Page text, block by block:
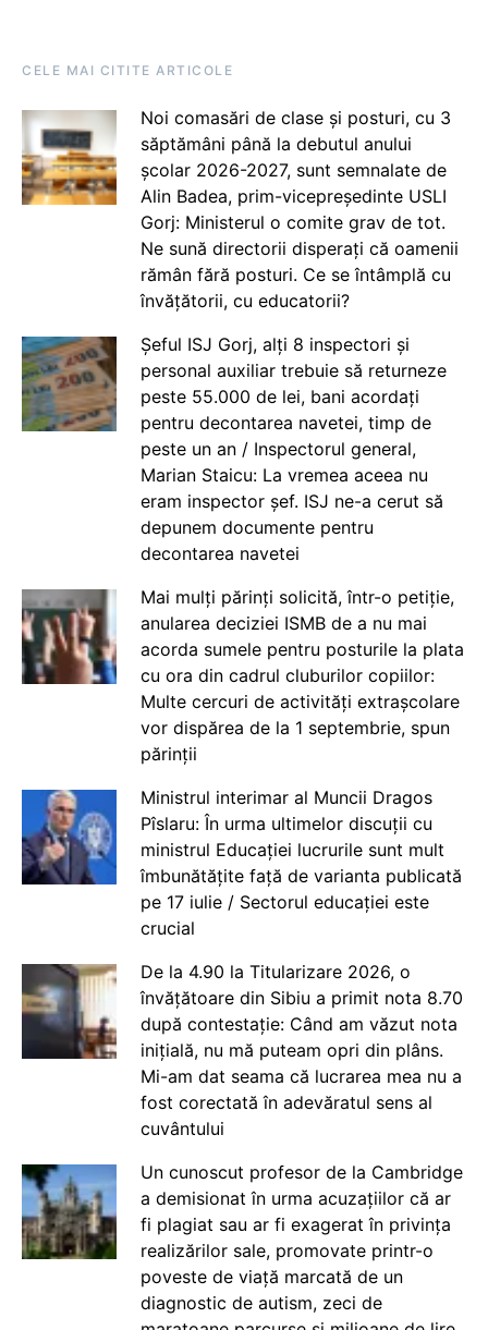
CELE MAI CITITE ARTICOLE
Noi comasări de clase și posturi, cu 3
săptămâni până la debutul anului
școlar 2026-2027, sunt semnalate de
Alin Badea, prim-vicepreședinte USLI
Gorj: Ministerul o comite grav de tot.
Ne sună directorii disperați că oamenii
rămân fără posturi. Ce se întâmplă cu
învățătorii, cu educatorii?
Șeful ISJ Gorj, alți 8 inspectori și
personal auxiliar trebuie să returneze
peste 55.000 de lei, bani acordați
pentru decontarea navetei, timp de
peste un an / Inspectorul general,
Marian Staicu: La vremea aceea nu
eram inspector șef. ISJ ne-a cerut să
depunem documente pentru
decontarea navetei
Mai mulți părinți solicită, într-o petiție,
anularea deciziei ISMB de a nu mai
acorda sumele pentru posturile la plata
cu ora din cadrul cluburilor copiilor:
Multe cercuri de activități extrașcolare
vor dispărea de la 1 septembrie, spun
părinții
Ministrul interimar al Muncii Dragos
Pîslaru: În urma ultimelor discuții cu
ministrul Educației lucrurile sunt mult
îmbunătățite față de varianta publicată
pe 17 iulie / Sectorul educației este
crucial
De la 4.90 la Titularizare 2026, o
învățătoare din Sibiu a primit nota 8.70
după contestație: Când am văzut nota
inițială, nu mă puteam opri din plâns.
Mi-am dat seama că lucrarea mea nu a
fost corectată în adevăratul sens al
cuvântului
Un cunoscut profesor de la Cambridge
a demisionat în urma acuzațiilor că ar
fi plagiat sau ar fi exagerat în privința
realizărilor sale, promovate printr-o
poveste de viață marcată de un
diagnostic de autism, zeci de